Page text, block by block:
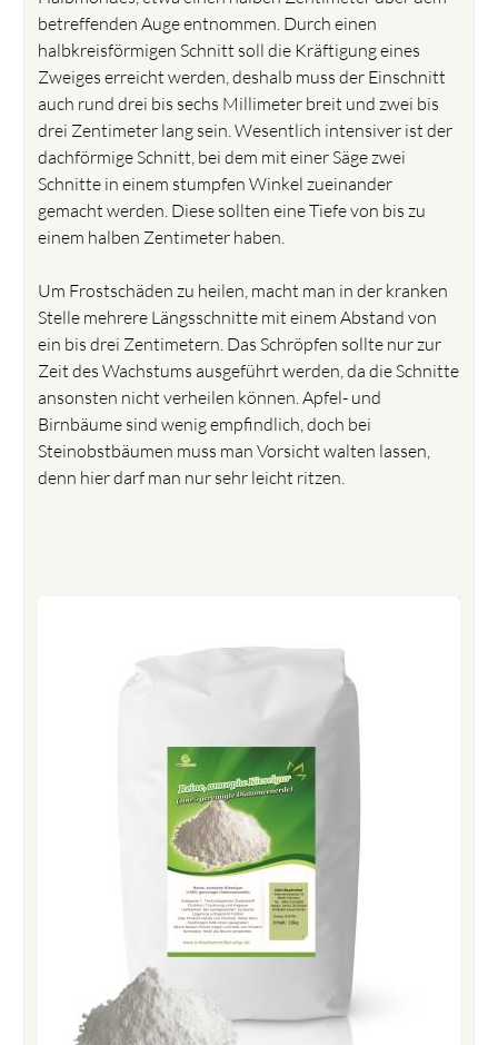
betreffenden Auge entnommen. Durch einen
halbkreisförmigen Schnitt soll die Kräftigung eines
Zweiges erreicht werden, deshalb muss der Einschnitt
auch rund drei bis sechs Millimeter breit und zwei bis
drei Zentimeter lang sein. Wesentlich intensiver ist der
dachförmige Schnitt, bei dem mit einer Säge zwei
Schnitte in einem stumpfen Winkel zueinander
gemacht werden. Diese sollten eine Tiefe von bis zu
einem halben Zentimeter haben.
Um Frostschäden zu heilen, macht man in der kranken
Stelle mehrere Längsschnitte mit einem Abstand von
ein bis drei Zentimetern. Das Schröpfen sollte nur zur
Zeit des Wachstums ausgeführt werden, da die Schnitte
ansonsten nicht verheilen können. Apfel- und
Birnbäume sind wenig empfindlich, doch bei
Steinobstbäumen muss man Vorsicht walten lassen,
denn hier darf man nur sehr leicht ritzen.